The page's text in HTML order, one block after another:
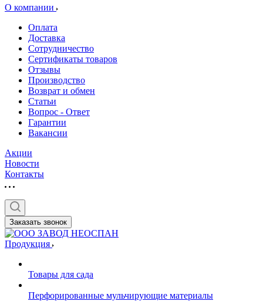
О компании
Оплата
Доставка
Сотрудничество
Сертификаты товаров
Отзывы
Производство
Возврат и обмен
Статьи
Вопрос - Ответ
Гарантии
Вакансии
Акции
Новости
Контакты
Заказать звонок
Продукция
Товары для сада
Перфорированные мульчирующие материалы